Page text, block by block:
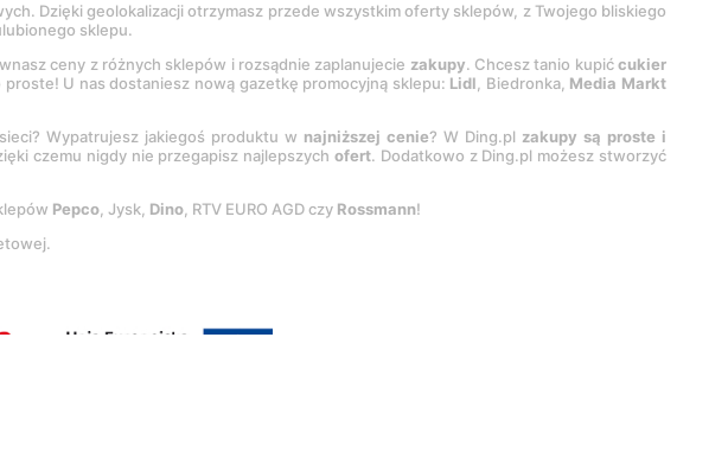
Dzięki geolokalizacji otrzymasz przede wszystkim oferty sklepów, z Twojego bliskiego
sklepu.
ceny z różnych sklepów i rozsądnie zaplanujecie zakupy. Chcesz tanio kupićcukier
U nas dostaniesz nową gazetkę promocyjną sklepu: Lidl, Biedronka, Media Markt
Wypatrujesz jakiegoś produktu w najniższej cenie? W Ding.pl zakupy są proste i
czemu nigdy nie przegapisz najlepszychofert. Dodatkowo z Ding.pl możesz stworzyć
Pepco, Jysk, Dino, RTV EURO AGD czy Rossmann!